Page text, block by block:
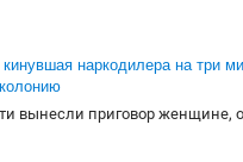
наркодилера на три
вынесли приговор женщине,